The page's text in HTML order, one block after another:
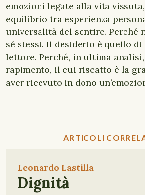
emozioni legate alla vita
equilibrio tra esperienza
universalità del sentire. Perché
sé stessi. Il desiderio è quello
lettore. Perché, in ultima
rapimento, il cui riscatto è la
aver ricevuto in dono
ARTICOLI
Leonardo Lastilla
Dignità